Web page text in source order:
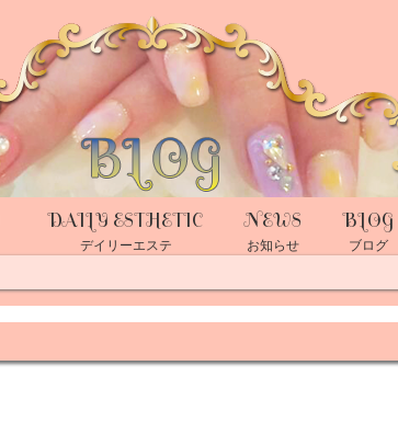
DAILY ESTHETIC
デイリーエステ
NEWS
お知らせ
BLOG
ブログ